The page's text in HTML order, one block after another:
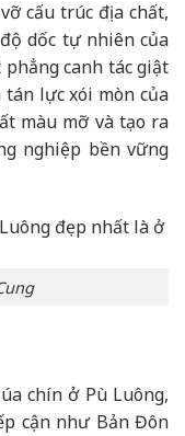
cấu trúc địa chất,
dốc tự nhiên của
canh tác giật
tán lực xói mòn của
màu mỡ và tạo ra
nghiệp bền vững
chín ở Pù Luông,
cận như Bản Đôn